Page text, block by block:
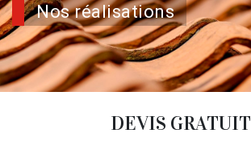
Nos réalisations
DEVIS GRATUIT